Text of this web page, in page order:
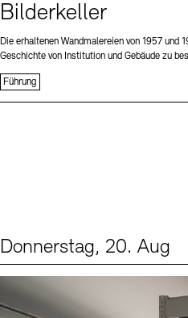
Bilderkeller
Die erhaltenen Wandmalereien von 1957 und
Geschichte von Institution und Gebäude zu
Führung
Donnerstag, 20. Aug